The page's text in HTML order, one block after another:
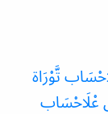
تَّوْرَاة
عْلَاحْسَاب